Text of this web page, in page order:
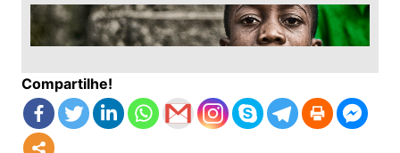
Compartilhe!